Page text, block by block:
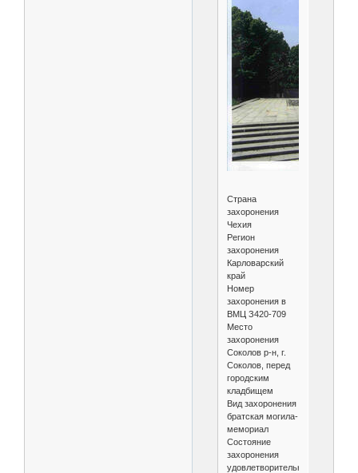
Страна
захоронения
Чехия
Регион
захоронения
Карловарский
край
Номер
захоронения в
ВМЦ З420-709
Место
захоронения
Соколов р-н, г.
Соколов, перед
городским
кладбищем
Вид захоронения
братская могила-
мемориал
Состояние
захоронения
удовлетворительное